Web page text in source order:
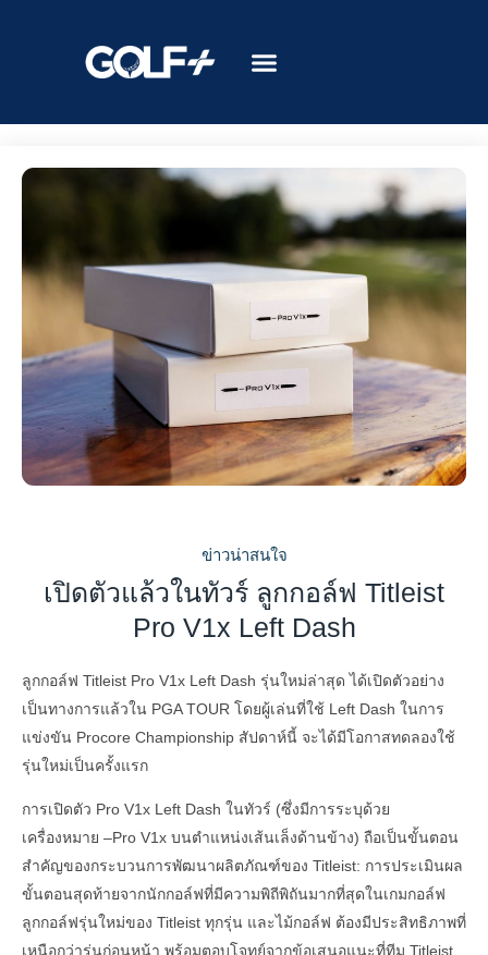
ข่าวน่าสนใจ
เปิดตัวแล้วในทัวร์ ลูกกอล์ฟ Titleist
Pro V1x Left Dash
ลูกกอล์ฟ Titleist Pro V1x Left Dash รุ่นใหม่ล่าสุด ได้เปิดตัวอย่าง
เป็นทางการแล้วใน PGA TOUR โดยผู้เล่นที่ใช้ Left Dash ในการ
แข่งขัน Procore Championship สัปดาห์นี้ จะได้มีโอกาสทดลองใช้
รุ่นใหม่เป็นครั้งแรก
การเปิดตัว Pro V1x Left Dash ในทัวร์ (ซึ่งมีการระบุด้วย
เครื่องหมาย –Pro V1x บนตำแหน่งเส้นเล็งด้านข้าง) ถือเป็นขั้นตอน
สำคัญของกระบวนการพัฒนาผลิตภัณฑ์ของ Titleist: การประเมินผล
ขั้นตอนสุดท้ายจากนักกอล์ฟที่มีความพิถีพิถันมากที่สุดในเกมกอล์ฟ
ลูกกอล์ฟรุ่นใหม่ของ Titleist ทุกรุ่น และไม้กอล์ฟ ต้องมีประสิทธิภาพที่
เหนือกว่ารุ่นก่อนหน้า พร้อมตอบโจทย์จากข้อเสนอแนะที่ทีม Titleist